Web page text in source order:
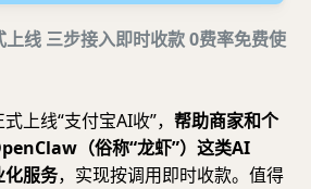
线 三步接入即时收款 0费率免费使
上线“支付宝AI收”， 帮助商家和个
（俗称“龙虾”）这类AI
服务，实现按调用即时收款。值得